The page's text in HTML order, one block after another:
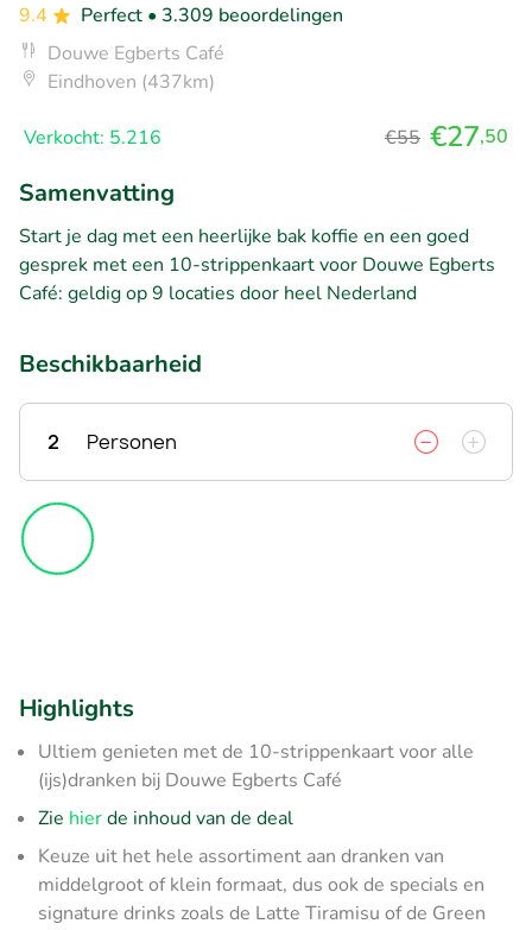
9.4 Perfect • 3.309 beoordelingen
Douwe Egberts Café
Eindhoven (437km)
Verkocht: 5.216 €55 €27,50
Samenvatting
Start je dag met een heerlijke bak koffie en een goed
gesprek met een 10-strippenkaart voor Douwe Egberts
Café: geldig op 9 locaties door heel Nederland
Beschikbaarheid
2 Personen
Highlights
Ultiem genieten met de 10-strippenkaart voor alle
(ijs)dranken bij Douwe Egberts Café
Zie hierde inhoud van de deal
Keuze uit het hele assortiment aan dranken van
middelgroot of klein formaat, dus ook de specials en
signature drinks zoals de Latte Tiramisu of de Green